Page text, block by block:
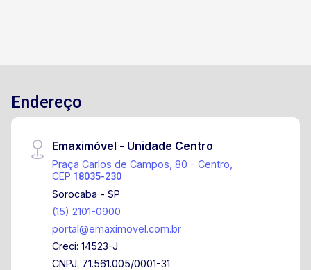
Endereço
Emaximóvel - Unidade Centro
Praça Carlos de Campos, 80 - Centro,
CEP:18035-230
Sorocaba - SP
(15) 2101-0900
portal@emaximovel.com.br
Creci: 14523-J
CNPJ: 71.561.005/0001-31